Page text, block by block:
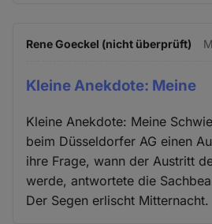
Rene Goeckel (nicht überprüft)
Kleine Anekdote: Meine
Kleine Anekdote: Meine
beim Düsseldorfer AG einen
ihre Frage, wann der Austritt
werde, antwortete die
Der Segen erlischt Mitternacht.